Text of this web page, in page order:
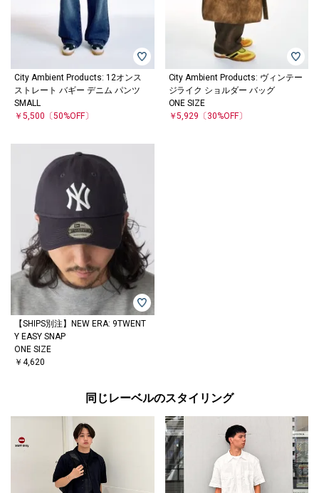
City Ambient Products: 12オンス
ストレート バギー デニム パンツ
SMALL
￥5,500 〔50%OFF〕
City Ambient Products: ヴィンテー
ジライク ショルダー バッグ
ONE SIZE
￥5,929 〔30%OFF〕
【SHIPS別注】NEW ERA: 9TWENT
Y EASY SNAP
ONE SIZE
￥4,620
同じレーベルのスタイリング